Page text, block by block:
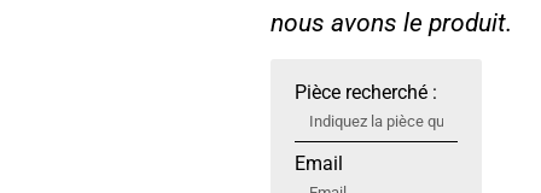
nous avons le produit.
Pièce recherché :
Email